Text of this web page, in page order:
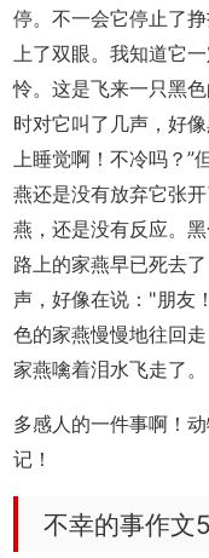
停。不一会它停止了
上了双眼。我知道它
怜。这是飞来一只黑
时对它叫了几声，好
上睡觉啊！不冷吗？”
燕还是没有放弃它张
燕，还是没有反应。
路上的家燕早已死去
声，好像在说："朋友
色的家燕慢慢地往回
家燕噙着泪水飞走了。
多感人的一件事啊！
记！
不幸的事作文5